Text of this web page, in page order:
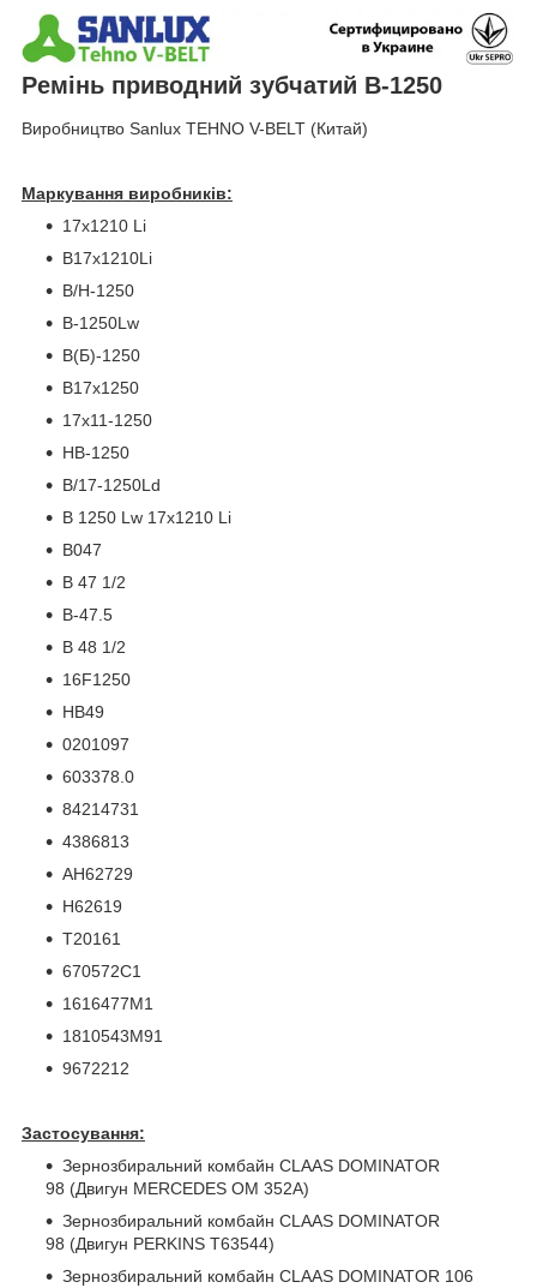
Ремінь приводний зубчатий В-1250
Виробництво Sanlux TEHNO V-BELT (Китай)
Маркування виробників:
17x1210 Li
B17x1210Li
B/H-1250
B-1250Lw
В(Б)-1250
B17x1250
17х11-1250
HB-1250
B/17-1250Ld
B 1250 Lw 17x1210 Li
B047
B 47 1/2
B-47.5
B 48 1/2
16F1250
HB49
0201097
603378.0
84214731
4386813
AH62729
H62619
T20161
670572C1
1616477M1
1810543M91
9672212
Застосування:
Зернозбиральний комбайн CLAAS DOMINATOR
98 (Двигун MERCEDES OM 352A)
Зернозбиральний комбайн CLAAS DOMINATOR
98 (Двигун PERKINS T63544)
Зернозбиральний комбайн CLAAS DOMINATOR 106